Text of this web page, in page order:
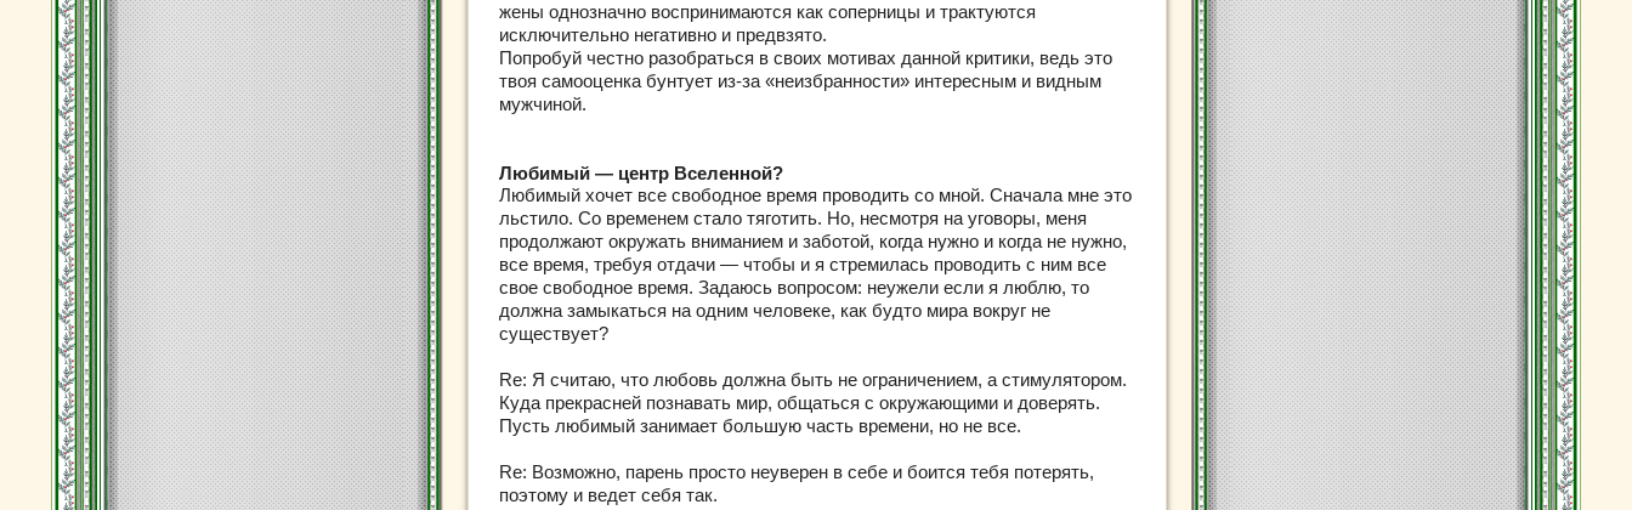
жены однозначно воспринимаются как соперницы и трактуются
исключительно негативно и предвзято.
Попробуй честно разобраться в своих мотивах данной критики, ведь это
твоя самооценка бунтует из-за «неизбранности» интересным и видным
мужчиной.
Любимый — центр Вселенной?
Любимый хочет все свободное время проводить со мной. Сначала мне это
льстило. Со временем стало тяготить. Но, несмотря на уговоры, меня
продолжают окружать вниманием и заботой, когда нужно и когда не нужно,
все время, требуя отдачи — чтобы и я стремилась проводить с ним все
свое свободное время. Задаюсь вопросом: неужели если я люблю, то
должна замыкаться на одним человеке, как будто мира вокруг не
существует?
Re: Я считаю, что любовь должна быть не ограничением, а стимулятором.
Куда прекрасней познавать мир, общаться с окружающими и доверять.
Пусть любимый занимает большую часть времени, но не все.
Re: Возможно, парень просто неуверен в себе и боится тебя потерять,
поэтому и ведет себя так.